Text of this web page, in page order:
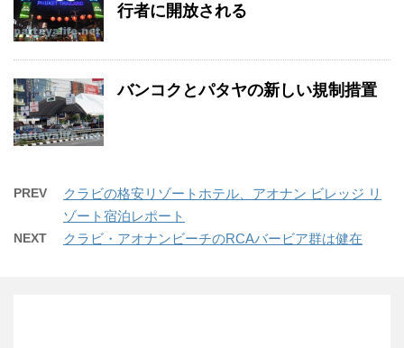
行者に開放される
バンコクとパタヤの新しい規制措置
PREV
クラビの格安リゾートホテル、アオナン ビレッジ リ
ゾート宿泊レポート
NEXT クラビ・アオナンビーチのRCAバービア群は健在